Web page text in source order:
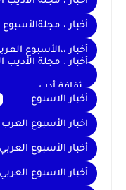
أخبار ، مجلةالأسبوع
أخبار ،،الأسبوع
أخبار . مجلة الأديب
. ثقافة أدب
أخبار الاسبوع
اخبار الأسبوع العرب
أخبار الأسبوع العربي
أخبار الاسبوع العربي